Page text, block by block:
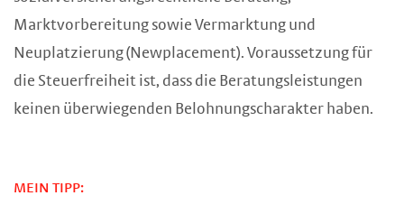
Marktvorbereitung sowie Vermarktung und
Neuplatzierung (Newplacement). Voraussetzung für
die Steuerfreiheit ist, dass die Beratungsleistungen
keinen überwiegenden Belohnungscharakter haben.
MEIN TIPP: